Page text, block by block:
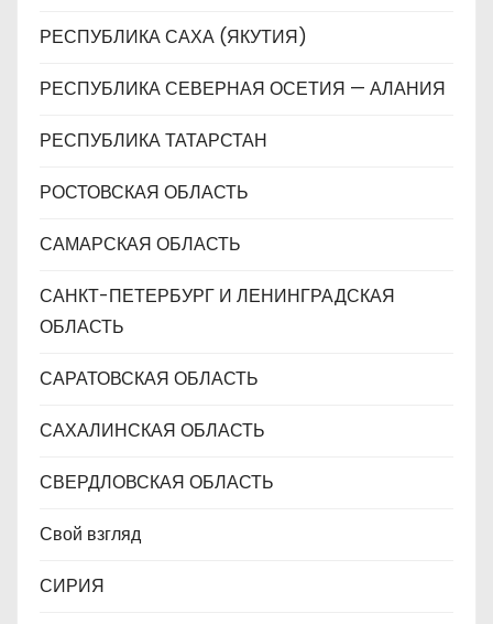
РЕСПУБЛИКА САХА (ЯКУТИЯ)
РЕСПУБЛИКА СЕВЕРНАЯ ОСЕТИЯ — АЛАНИЯ
РЕСПУБЛИКА ТАТАРСТАН
РОСТОВСКАЯ ОБЛАСТЬ
САМАРСКАЯ ОБЛАСТЬ
САНКТ-ПЕТЕРБУРГ И ЛЕНИНГРАДСКАЯ
ОБЛАСТЬ
САРАТОВСКАЯ ОБЛАСТЬ
САХАЛИНСКАЯ ОБЛАСТЬ
СВЕРДЛОВСКАЯ ОБЛАСТЬ
Свой взгляд
СИРИЯ